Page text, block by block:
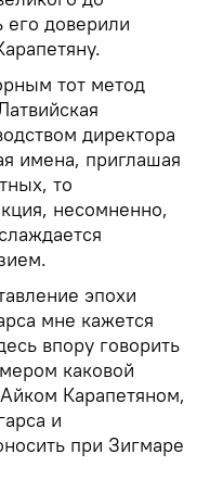
доверили
тот метод
директора
имена, приглашая
то
несомненно,
эпохи
мне кажется
впору говорить
каковой
Карапетяном,
и
при Зигмаре